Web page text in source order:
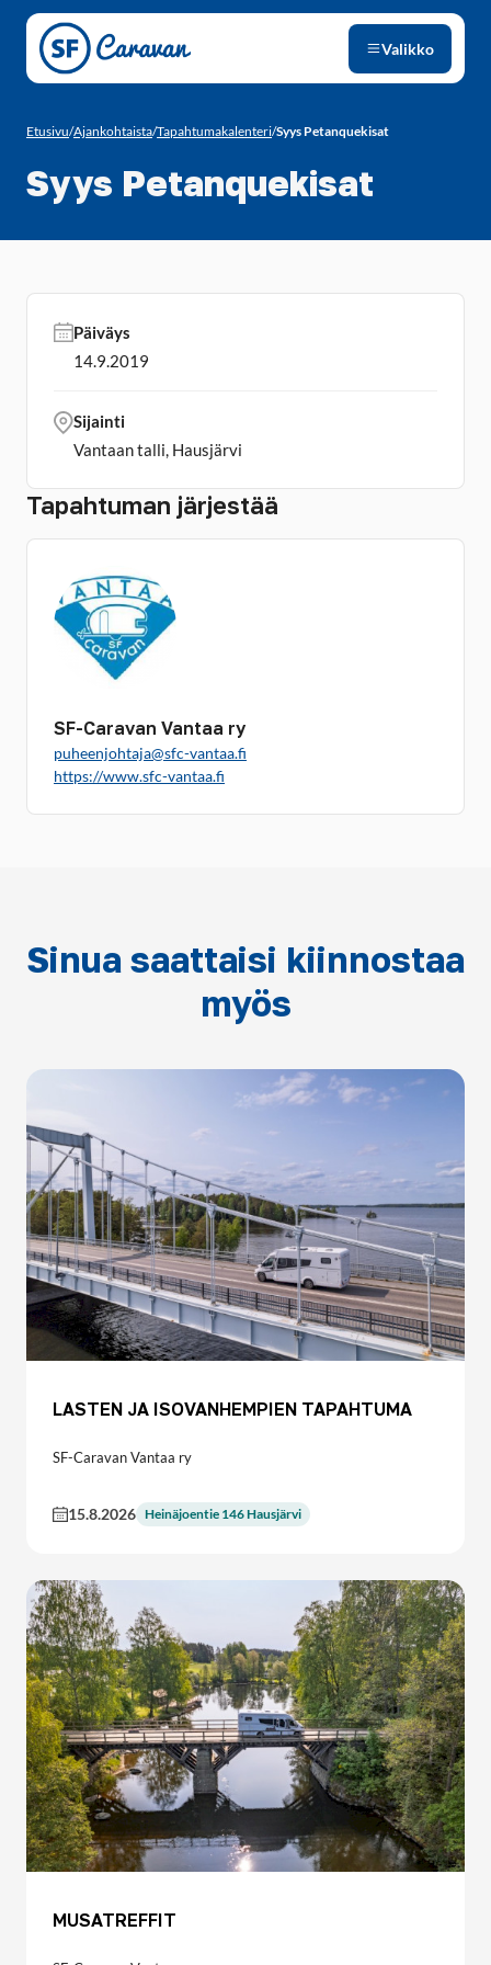
Siirry sivun sisältöön
Valikko
Etusivu/Ajankohtaista/Tapahtumakalenteri/Syys Petanquekisat
Syys Petanquekisat
Tapahtuman järjestää
SF-Caravan Vantaa ry
puheenjohtaja@sfc-vantaa.fi
https://www.sfc-vantaa.fi
Päiväys
14.9.2019
Sijainti
Vantaan talli, Hausjärvi
Sinua saattaisi kiinnostaa
myös
LASTEN JA ISOVANHEMPIEN TAPAHTUMA
SF-Caravan Vantaa ry
15.8.2026 Heinäjoentie 146 Hausjärvi
MUSATREFFIT